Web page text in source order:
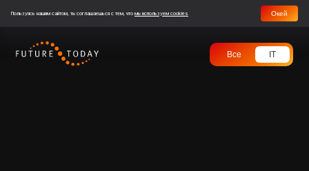
Пользуясь нашим сайтом, ты соглашаешься с тем, что мы используем cookies Окей
Все IT